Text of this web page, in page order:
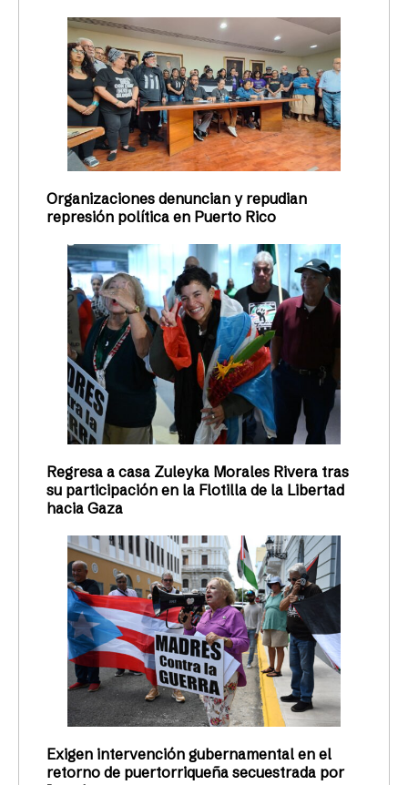
Organizaciones denuncian y repudian
represión política en Puerto Rico
Regresa a casa Zuleyka Morales Rivera tras
su participación en la Flotilla de la Libertad
hacia Gaza
Exigen intervención gubernamental en el
retorno de puertorriqueña secuestrada por